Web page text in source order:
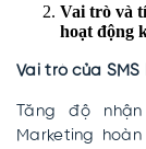
Vai trò và
hoạt động
Vai trò của
Tăng độ
Marketing